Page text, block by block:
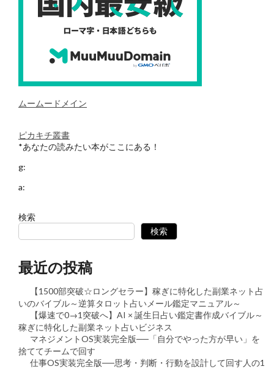
ムームードメイン
ピカキチ叢書
*あなたの読みたい本がここにある！
g:
a:
検索
検索
最近の投稿
【1500部突破☆ロングセラー】稼ぎに特化した副業ネット占
いのバイブル～逆算タロット占いメール鑑定マニュアル～
【爆速で0→1突破へ】AI × 誕生日占い鑑定書作成バイブル～
稼ぎに特化した副業ネット占いビジネス
マネジメントOS実装完全版──「自分でやった方が早い」を
捨ててチームで回す
仕事OS実装完全版──思考・判断・行動を設計して回す人の1